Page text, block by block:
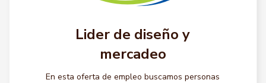
Lider de diseño y
mercadeo
En esta oferta de empleo buscamos personas